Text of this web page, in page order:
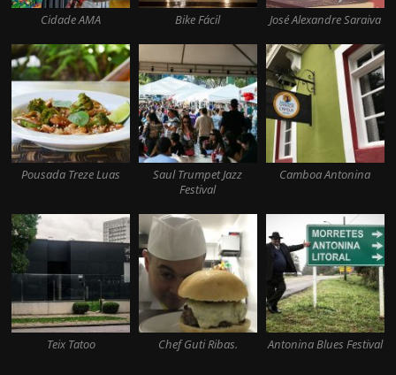
Cidade AMA Bike Fácil José Alexandre Saraiva
Pousada Treze Luas
Saul Trumpet Jazz
Festival
Camboa Antonina
Teix Tatoo Chef Guti Ribas. Antonina Blues Festival